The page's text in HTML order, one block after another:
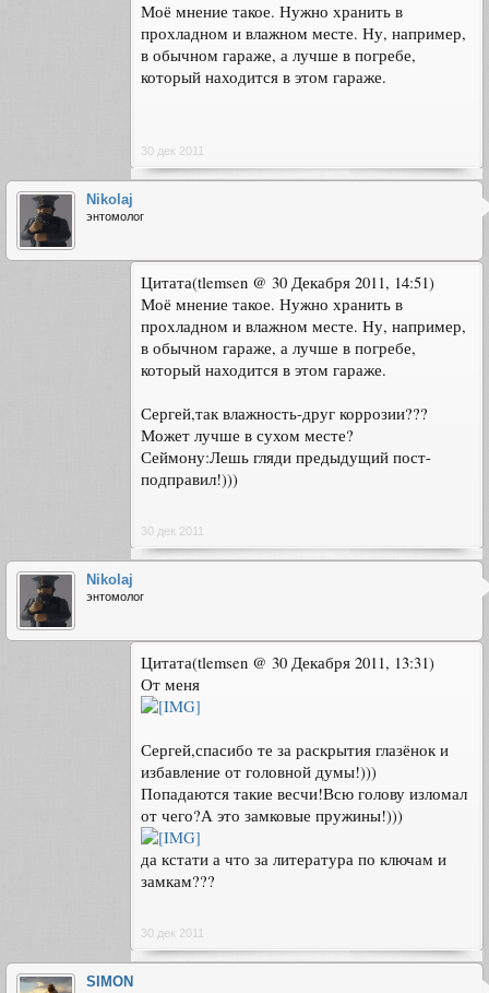
Моё мнение такое. Нужно хранить в
прохладном и влажном месте. Ну, например,
в обычном гараже, а лучше в погребе,
который находится в этом гараже.
30 дек 2011
Nikolaj
энтомолог
Цитата(tlemsen @ 30 Декабря 2011, 14:51)
Моё мнение такое. Нужно хранить в
прохладном и влажном месте. Ну, например,
в обычном гараже, а лучше в погребе,
который находится в этом гараже.
Сергей,так влажность-друг коррозии???
Может лучше в сухом месте?
Сеймону:Лешь гляди предыдущий пост-
подправил!)))
30 дек 2011
Nikolaj
энтомолог
Цитата(tlemsen @ 30 Декабря 2011, 13:31)
От меня
Сергей,спасибо те за раскрытия глазёнок и
избавление от головной думы!)))
Попадаются такие весчи!Всю голову изломал
от чего?А это замковые пружины!)))
да кстати а что за литература по ключам и
замкам???
30 дек 2011
SIMON